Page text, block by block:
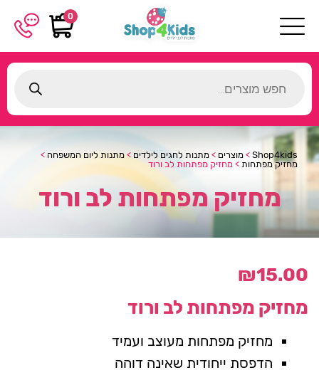
0
search
Shop4kids
> מוצרים > מתנות לחגים לילדים > מתנות ליום המשפחה >
מחזיק מפתחות > מחזיק מפתחות לב ורוד
מחזיק מפתחות לב ורוד
₪15.00
מחזיק מפתחות לב ורוד
מחזיק מפתחות מעוצב ועמיד
הדפסת ייחודית שאינה דוהה